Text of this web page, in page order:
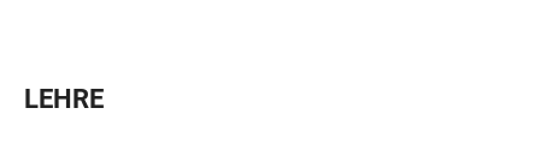
LEHRE